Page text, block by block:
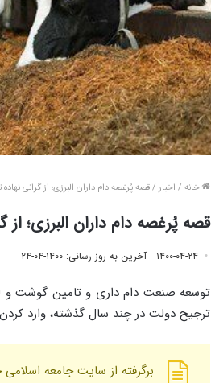
خانه / اخبار /قصه پُرغصه دام داران البرزی؛ از گرانی نهاده
قصه پُرغصه دام داران البرزی؛ از
۱۴۰۰-۰۴-۲۴ آخرین به روز رسانی: ۱۴۰۰-۰۴-۲۴
توسعه صنعت دام داری و تامین گوشت و
ترجیح دولت در چند سال گذشته، وارد
برگرفته از سایت جامعه